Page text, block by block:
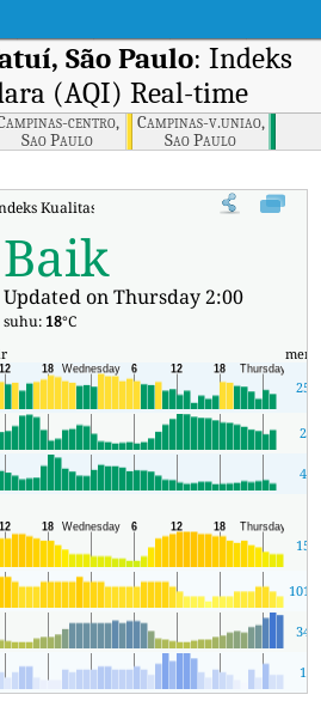
São Paulo: Indeks
(AQI) Real-time
centro,
Sao Paulo
Campinas-v.uniao,
Sao Paulo
Kualitas Udara (AQI) Real-time Tatuí,
Baik
Updated on Thursday 2:00
suhu: 18°C
25
2
4
15
1015
34
1